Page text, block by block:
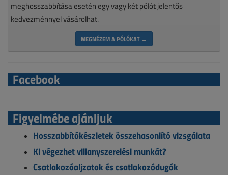
meghosszabbítása esetén egy vagy két pólót jelentős
kedvezménnyel vásárolhat.
MEGNÉZEM A PÓLÓKAT →
Facebook
Figyelmébe ajánljuk
Hosszabbítókészletek összehasonlító vizsgálata
Ki végezhet villanyszerelési munkát?
Csatlakozóaljzatok és csatlakozódugók